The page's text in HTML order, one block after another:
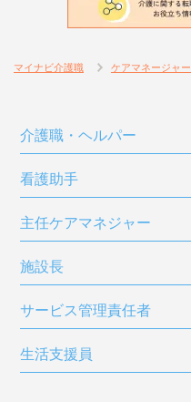
マイナビ介護職 ケアマネージャー
介護職・ヘルパー
看護助手
主任ケアマネジャー
施設長
サービス管理責任者
生活支援員